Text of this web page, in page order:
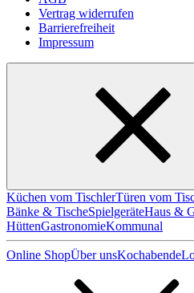
Vertrag widerrufen
Barrierefreiheit
Impressum
Küchen vom TischlerTüren vom
Bänke & TischeSpielgeräteHaus &
HüttenGastronomieKommunal
Online ShopÜber unsKochabende